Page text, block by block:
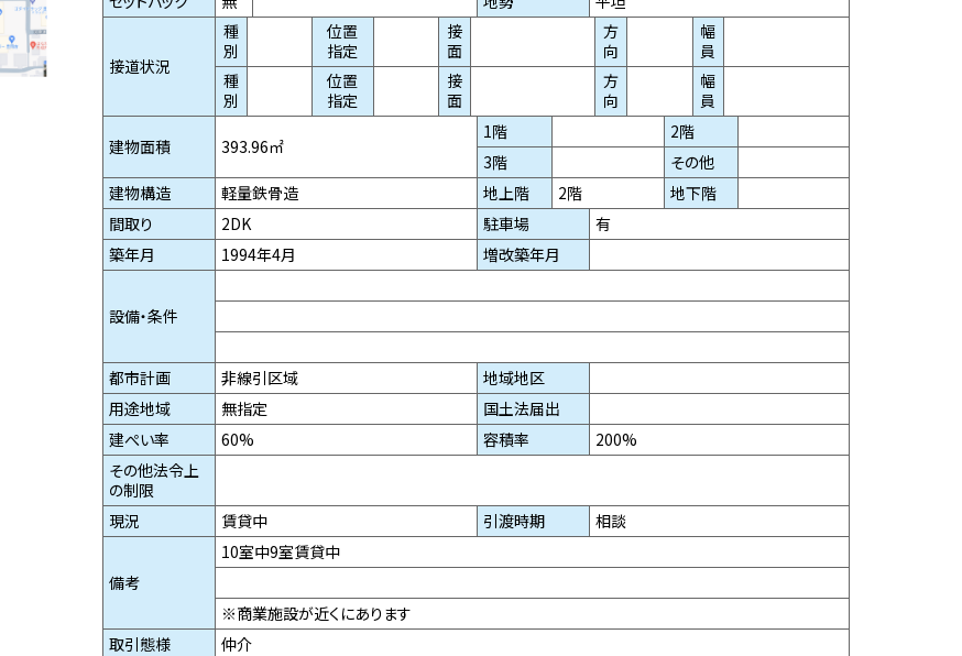
接道状況
種
別
位置
指定
接
面
方
向
幅
員
種
別
位置
指定
接
面
方
向
幅
員
建物面積 393.96㎡
1階
2階
3階
その他
建物構造
軽量鉄骨造 地上階 2階
地下階
間取り
2DK 駐車場
有
築年月
1994年4月 増改築年月
設備・条件
都市計画 非線引区域
地域地区
用途地域
無指定
国土法届出
建ぺい率
60% 容積率
200%
その他法令上
の制限
現況
賃貸中 引渡時期 相談
備考
10室中9室賃貸中
※商業施設が近くにあります
取引態様
仲介